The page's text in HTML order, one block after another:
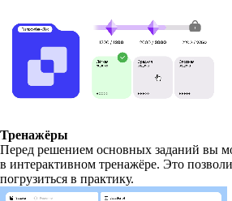
Тренажёры
Перед решением основных заданий вы
в интерактивном тренажёре. Это
погрузиться в практику.